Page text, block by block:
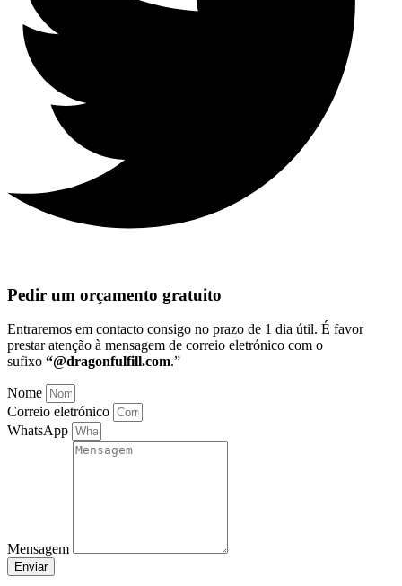
Pedir um orçamento gratuito
Entraremos em contacto consigo no prazo de 1 dia útil. É favor
prestar atenção à mensagem de correio eletrónico com o
sufixo “@dragonfulfill.com.”
Nome
Correio eletrónico
WhatsApp
Mensagem
Enviar